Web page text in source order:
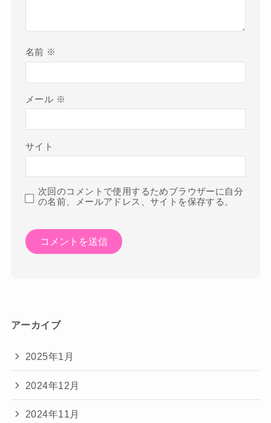
名前 ※
メール ※
サイト
次回のコメントで使用するためブラウザーに自分
の名前、メールアドレス、サイトを保存する。
アーカイブ
2025年1月
2024年12月
2024年11月